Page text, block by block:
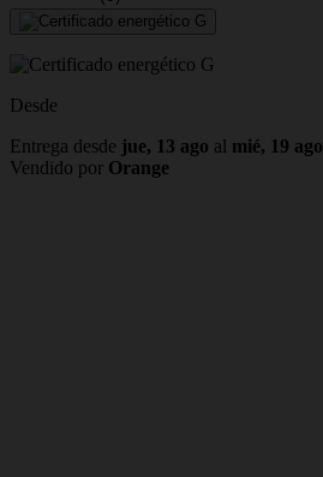
Desde
Entrega desde jue, 13 ago al mié, 19 ago
Vendido por Orange